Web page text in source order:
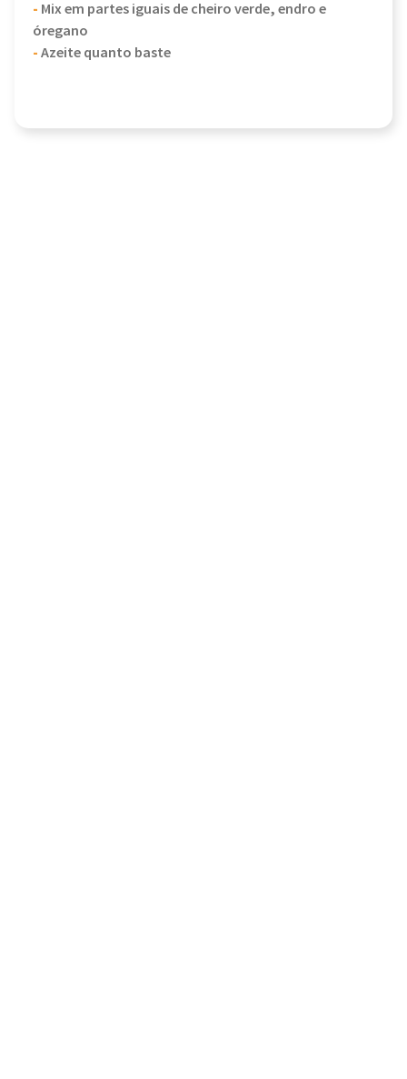
- Mix em partes iguais de cheiro verde, endro e
óregano
-Azeite quanto baste